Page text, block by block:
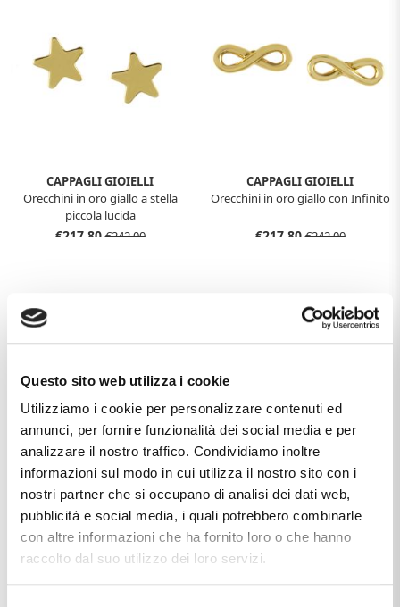
Questo sito web utilizza i cookie
Utilizziamo i cookie per personalizzare contenuti ed
annunci, per fornire funzionalità dei social media e per
analizzare il nostro traffico. Condividiamo inoltre
informazioni sul modo in cui utilizza il nostro sito con i
nostri partner che si occupano di analisi dei dati web,
pubblicità e social media, i quali potrebbero combinarle
con altre informazioni che ha fornito loro o che hanno
raccolto dal suo utilizzo dei loro servizi.
CAPPAGLI GIOIELLI
Orecchini in oro giallo a stella
piccola lucida
€217,80€242,00
CAPPAGLI GIOIELLI
Orecchini in oro giallo con Infinito
€217,80€242,00
CAPPAGLI GIOIELLI
Orecchini in oro giallo con cuore
traforato
€289,80 €322,00
CAPPAGLI GIOIELLI
Orecchini in oro giallo con stella
traforata
€289,80€322,00